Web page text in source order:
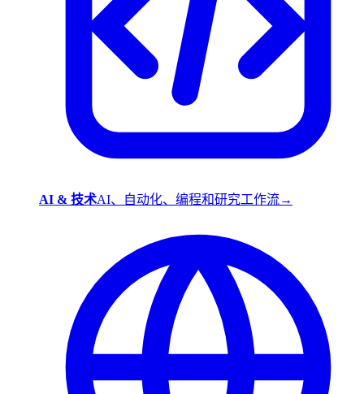
AI & 技术AI、自动化、编程和研究工作流→